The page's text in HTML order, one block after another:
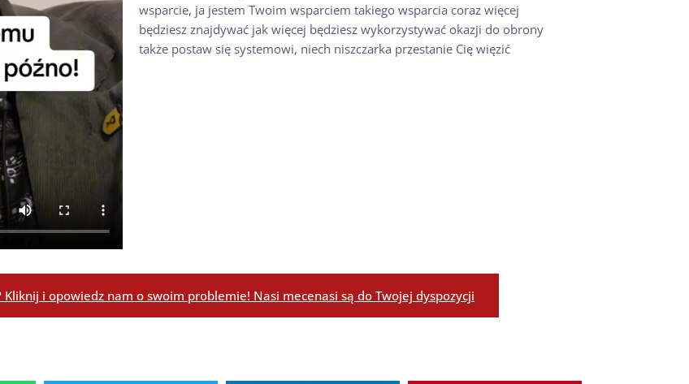
wsparcie, ja jestem Twoim wsparciem takiego wsparcia coraz więcej
będziesz znajdywać jak więcej będziesz wykorzystywać okazji do obrony
także postaw się systemowi, niech niszczarka przestanie Cię więzić
i opowiedz nam o swoim problemie! Nasi mecenasi są do Twojej dyspozycji